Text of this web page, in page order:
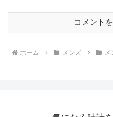
コメント
ホーム メンズ